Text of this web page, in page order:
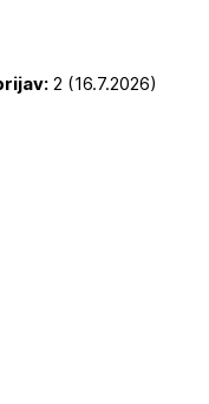
2 (16.7.2026)